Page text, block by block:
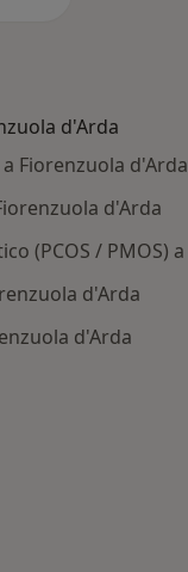
d'Arda
Fiorenzuola d'Arda
d'Arda
(PCOS / PMOS)
d'Arda
d'Arda